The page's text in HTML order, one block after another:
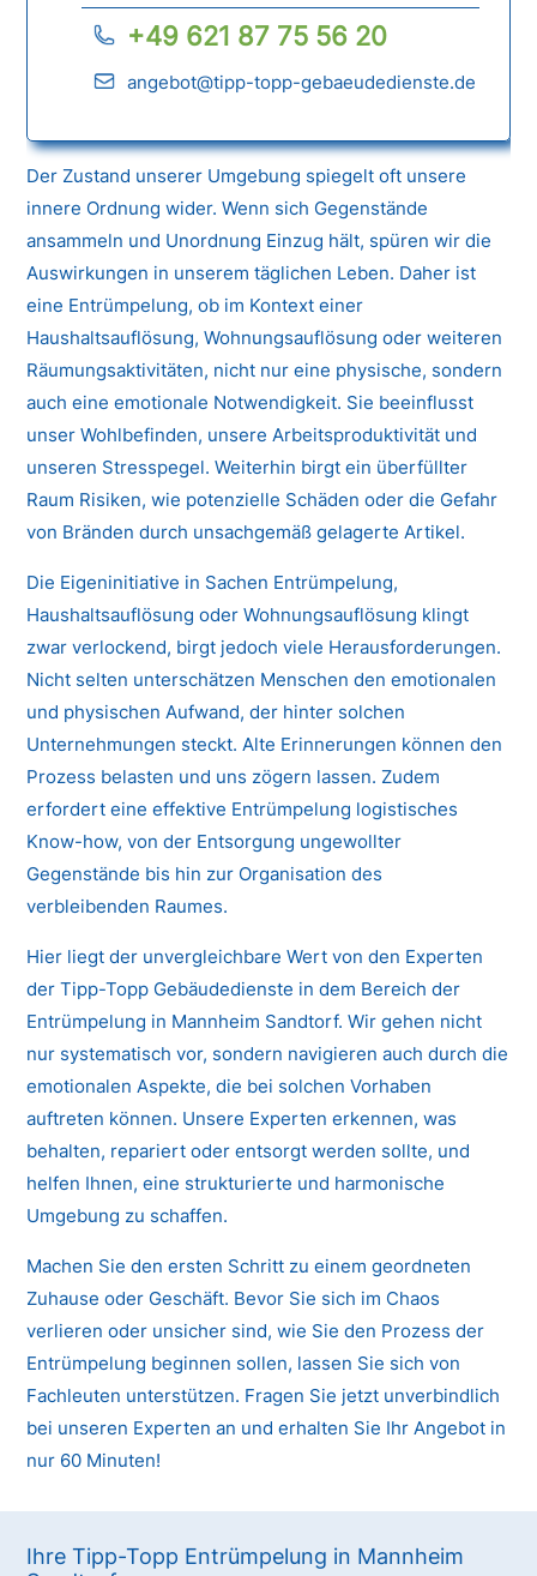
+49 621 87 75 56 20
angebot@tipp-topp-gebaeudedienste.de
Der Zustand unserer Umgebung spiegelt oft unsere
innere Ordnung wider. Wenn sich Gegenstände
ansammeln und Unordnung Einzug hält, spüren wir die
Auswirkungen in unserem täglichen Leben. Daher ist
eine Entrümpelung, ob im Kontext einer
Haushaltsauflösung, Wohnungsauflösung oder weiteren
Räumungsaktivitäten, nicht nur eine physische, sondern
auch eine emotionale Notwendigkeit. Sie beeinflusst
unser Wohlbefinden, unsere Arbeitsproduktivität und
unseren Stresspegel. Weiterhin birgt ein überfüllter
Raum Risiken, wie potenzielle Schäden oder die Gefahr
von Bränden durch unsachgemäß gelagerte Artikel.
Die Eigeninitiative in Sachen Entrümpelung,
Haushaltsauflösung oder Wohnungsauflösung klingt
zwar verlockend, birgt jedoch viele Herausforderungen.
Nicht selten unterschätzen Menschen den emotionalen
und physischen Aufwand, der hinter solchen
Unternehmungen steckt. Alte Erinnerungen können den
Prozess belasten und uns zögern lassen. Zudem
erfordert eine effektive Entrümpelung logistisches
Know-how, von der Entsorgung ungewollter
Gegenstände bis hin zur Organisation des
verbleibenden Raumes.
Hier liegt der unvergleichbare Wert von den Experten
der Tipp-Topp Gebäudedienste in dem Bereich der
Entrümpelung in Mannheim Sandtorf. Wir gehen nicht
nur systematisch vor, sondern navigieren auch durch die
emotionalen Aspekte, die bei solchen Vorhaben
auftreten können. Unsere Experten erkennen, was
behalten, repariert oder entsorgt werden sollte, und
helfen Ihnen, eine strukturierte und harmonische
Umgebung zu schaffen.
Machen Sie den ersten Schritt zu einem geordneten
Zuhause oder Geschäft. Bevor Sie sich im Chaos
verlieren oder unsicher sind, wie Sie den Prozess der
Entrümpelung beginnen sollen, lassen Sie sich von
Fachleuten unterstützen. Fragen Sie jetzt unverbindlich
bei unseren Experten an und erhalten Sie Ihr Angebot in
nur 60 Minuten!
Ihre Tipp-Topp Entrümpelung in Mannheim